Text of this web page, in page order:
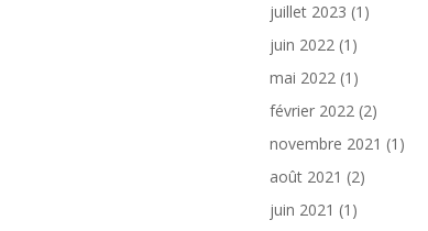
juillet 2023 (1)
juin 2022 (1)
mai 2022 (1)
février 2022 (2)
novembre 2021 (1)
août 2021 (2)
juin 2021 (1)